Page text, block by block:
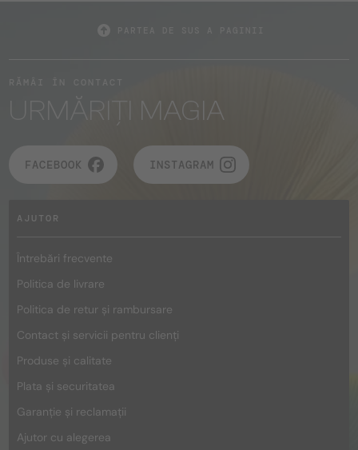
URMĂRIȚI MAGIA
FACEBOOK INSTAGRAM
AJUTOR
Întrebări frecvente
Politica de livrare
Politica de retur și rambursare
Contact și servicii pentru clienți
Produse și calitate
Plata și securitatea
Garanție și reclamații
Ajutor cu alegerea